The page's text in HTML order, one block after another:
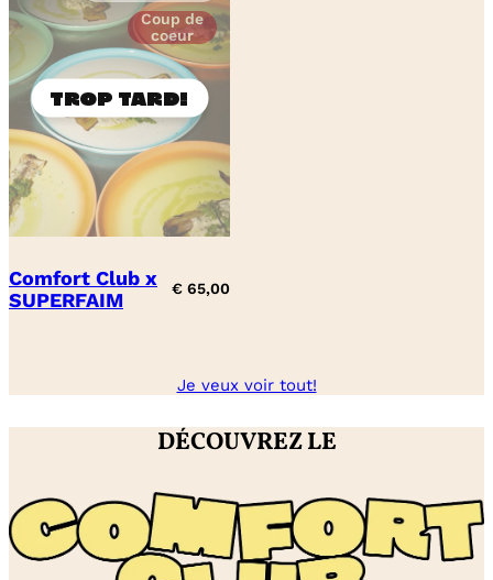
Coup de
coeur
Comfort Club x
SUPERFAIM
€ 65,00
Je veux voir tout!
DÉCOUVREZ LE